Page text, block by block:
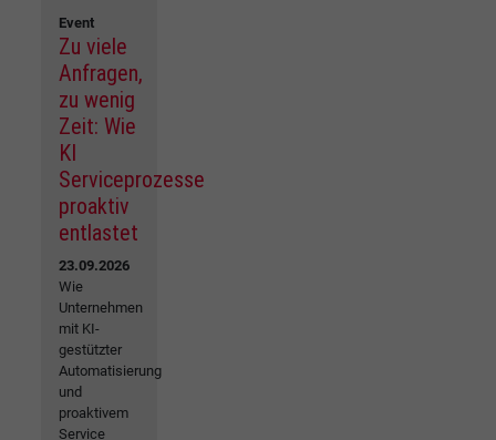
Event
Zu viele
Anfragen,
zu wenig
Zeit: Wie
KI
Serviceprozesse
proaktiv
entlastet
23.09.2026
Wie
Unternehmen
mit KI-
gestützter
Automatisierung
und
proaktivem
Service